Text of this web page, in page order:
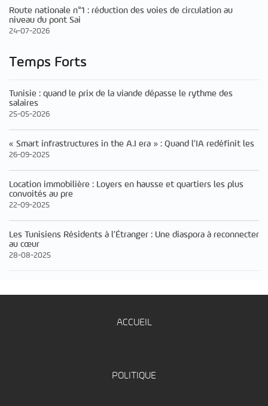
Route nationale n°1 : réduction des voies de circulation au
niveau du pont Sai
24-07-2026
Temps Forts
Tunisie : quand le prix de la viande dépasse le rythme des
salaires
25-05-2026
« Smart infrastructures in the A.I era » : Quand l’IA redéfinit les
26-09-2025
Location immobilière : Loyers en hausse et quartiers les plus
convoités au pre
22-09-2025
Les Tunisiens Résidents à l’Étranger : Une diaspora à reconnecter
au cœur
28-08-2025
ACCUEIL
POLITIQUE